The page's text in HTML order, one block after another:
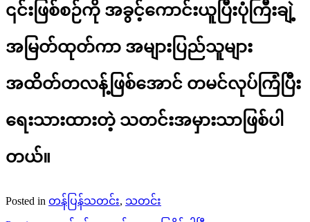
၎င်းဖြစ်စဉ်ကို အခွင့်ကောင်းယူပြီးပုံကြီးချဲ့
အမြတ်ထုတ်ကာ အများပြည်သူများ
အထိတ်တလန့်ဖြစ်အောင် တမင်လုပ်ကြံပြီး
ရေးသားထားတဲ့ သတင်းအမှားသာဖြစ်ပါ
တယ်။
Posted in တန်ပြန်သတင်း, သတင်း